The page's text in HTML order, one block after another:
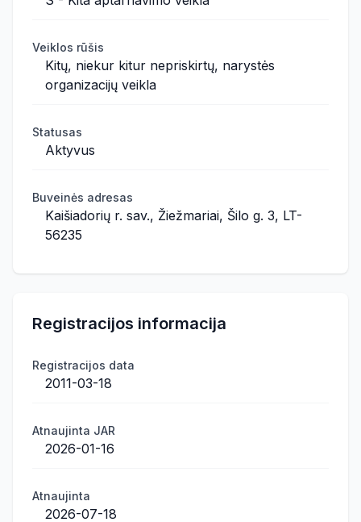
Veiklos rūšis
Kitų, niekur kitur nepriskirtų, narystės
organizacijų veikla
Statusas
Aktyvus
Buveinės adresas
Kaišiadorių r. sav., Žiežmariai, Šilo g. 3, LT-
56235
Registracijos informacija
Registracijos data
2011-03-18
Atnaujinta JAR
2026-01-16
Atnaujinta
2026-07-18